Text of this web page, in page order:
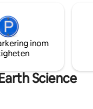
inom
Science